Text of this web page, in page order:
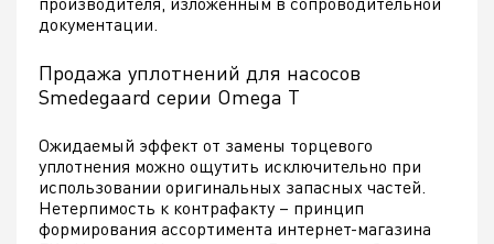
документации.
Продажа уплотнений для насосов
Smedegaard серии Omega T
Ожидаемый эффект от замены торцевого
уплотнения можно ощутить исключительно при
использовании оригинальных запасных частей.
Нетерпимость к контрафакту – принцип
формирования ассортимента интернет-магазина